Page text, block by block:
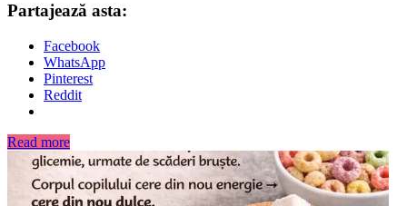
Partajează asta:
Facebook
WhatsApp
Pinterest
Reddit
Read more